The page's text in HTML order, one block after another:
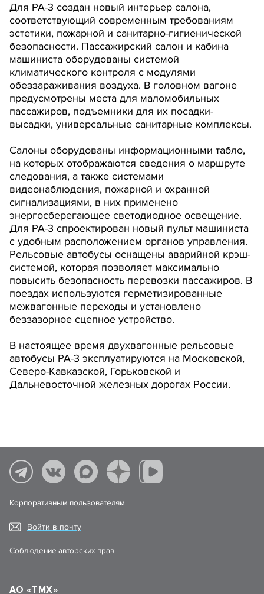
Для РА-3 создан новый интерьер салона,
соответствующий современным требованиям
эстетики, пожарной и санитарно-гигиенической
безопасности. Пассажирский салон и кабина
машиниста оборудованы системой
климатического контроля с модулями
обеззараживания воздуха. В головном вагоне
предусмотрены места для маломобильных
пассажиров, подъемники для их посадки-
высадки, универсальные санитарные комплексы.
Салоны оборудованы информационными табло,
на которых отображаются сведения о маршруте
следования, а также системами
видеонаблюдения, пожарной и охранной
сигнализациями, в них применено
энергосберегающее светодиодное освещение.
Для РА-3 спроектирован новый пульт машиниста
с удобным расположением органов управления.
Рельсовые автобусы оснащены аварийной крэш-
системой, которая позволяет максимально
повысить безопасность перевозки пассажиров. В
поездах используются герметизированные
межвагонные переходы и установлено
беззазорное сцепное устройство.
В настоящее время двухвагонные рельсовые
автобусы РА-3 эксплуатируются на Московской,
Северо-Кавказской, Горьковской и
Дальневосточной железных дорогах России.
Корпоративным пользователям
Войти в почту
Соблюдение авторских прав
АО «ТМХ»